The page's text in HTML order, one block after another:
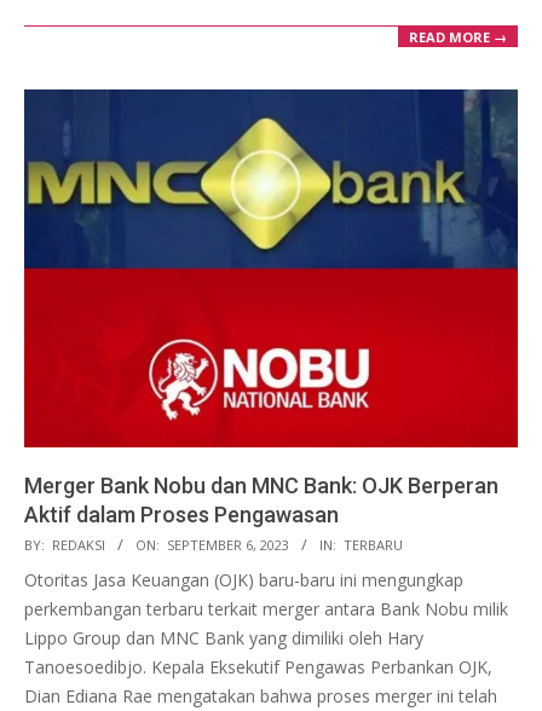
READ MORE →
Merger Bank Nobu dan MNC Bank: OJK Berperan
Aktif dalam Proses Pengawasan
2023-
09-
06
BY: REDAKSI ON: SEPTEMBER 6, 2023 IN: TERBARU
Otoritas Jasa Keuangan (OJK) baru-baru ini mengungkap
perkembangan terbaru terkait merger antara Bank Nobu milik
Lippo Group dan MNC Bank yang dimiliki oleh Hary
Tanoesoedibjo. Kepala Eksekutif Pengawas Perbankan OJK,
Dian Ediana Rae mengatakan bahwa proses merger ini telah